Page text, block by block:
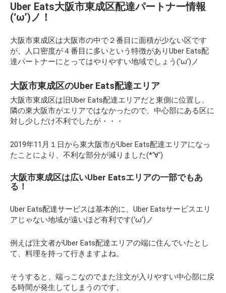
Uber Eats大阪市東成区配達パートナー情報
(‘ω’)ノ！
大阪市東成区は大阪市の中で２番目に面積が少ない区です
が、人口密度が４番目に多いという特徴がありUber Eats配
達パートナーにとってはやりやすい地域でしょう(‘ω’)ノ
大阪市東成区のUber Eats配達エリア
大阪市東成区は旧Uber Eats配達エリアだと東側に位置し、
隣の東大阪市がエリアではなかったので、中心部にある区に
対し少しだけ不利でしたが・・・
2019年11月１日から東大阪市がUber Eats配達エリアになっ
たことにより、不利な部分が減りました(*‘∀‘)
大阪市東成区は広いUber Eatsエリアの一部でもあ
る！
Uber Eats配達サービスは基本的に、Uber Eatsサービスエリ
アじゃない地域が遠いほど有利です(‘ω’)ノ
例えば注文者がUber Eats配達エリアの端に住んでいたとし
て、料理を持って行きますよね。
そうすると、端っこなのでまた注文が入りやすい中心部に戻
る時間が発生してしまうのです。